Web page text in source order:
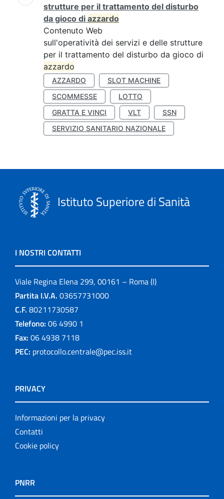
strutture per il trattamento del disturbo
da gioco di azzardo
Contenuto Web
sull'operatività dei servizi e delle strutture
per il trattamento del disturbo da gioco di
azzardo
AZZARDO
SLOT MACHINE
SCOMMESSE
LOTTO
GRATTA E VINCI
VLT
SSN
SERVIZIO SANITARIO NAZIONALE
Istituto Superiore di Sanità
I NOSTRI CONTATTI
Viale Regina Elena 299, 00161 – Roma (I)
Partita I.V.A. 03657731000
C.F. 80211730587
Telefono: 06 4990 1
Fax: 06 4938 7118
PEC: protocollo.centrale@pec.iss.it
PRIVACY
Informazioni per la privacy
Contatti
Cookie policy
PNRR